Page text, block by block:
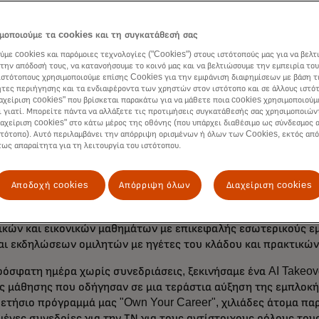
επίσης διαφανείς και προληπτικοί στην εκπαίδευση των
χρήση της ΤΝ, τον τρόπο επαύξησης των
να κατανοήσουν τις επιπτώσεις της ΤΝ στο εργατικό
εργασίας τους.
μάθηση - και συνεχής προσαρμογή
μια πολυεπίπεδη στρατηγική για να διασφαλίσουμε
προετοιμασμένοι, ανεξάρτητα από το πού βρίσκονται
που έχουν. Το πρώτο, πιο θεμελιώδες επίπεδο εκπαίδευσης
με την ανάπτυξη του αλφαβητισμού της ΤΝ για όλους και
ΤΝ σε επιχειρηματικό επίπεδο μέσω διαδικτυακών
και εικονικών μαθημάτων με επικεφαλής εσωτερικούς
εκδηλώσεων ομιλητών με ηγέτες του κλάδου και
ημέρα χωρίς συνεδριάσεις, ξεκινήσαμε ένα AI
μάθησης που οδήγησαν σε μια τεράστια αύξηση της
πρόγραμμά μας "Own Your Career", χιλιάδες άτομα
τα cookies και τη συγκατάθεσή σας
cookies και παρόμοιες τεχνολογίες ("Cookies") στους ιστότοπούς μας για να
απόδοσή τους, να κατανοήσουμε το κοινό μας και να βελτιώσουμε την εμπειρία
χρησιμοποιούμε επίσης Cookies για την εμφάνιση διαφημίσεων με βάση
περιήγησης και τα ενδιαφέροντα των χρηστών στον ιστότοπο και σε άλλους
cookies" που βρίσκεται παρακάτω για να μάθετε ποια cookies
γιατί. Μπορείτε πάντα να αλλάξετε τις προτιμήσεις συγκατάθεσής σας
cookies" στο κάτω μέρος της οθόνης (που υπάρχει διαθέσιμο ως σύνδεσμος
Αυτό περιλαμβάνει την απόρριψη ορισμένων ή όλων των Cookies, εκτός
απαραίτητα για τη λειτουργία του ιστότοπου.
Αποδοχή cookies Απόρριψη όλων Διαχείριση cookies